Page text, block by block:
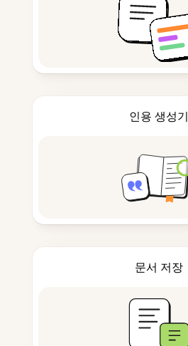
인용 생성기
문서 저장